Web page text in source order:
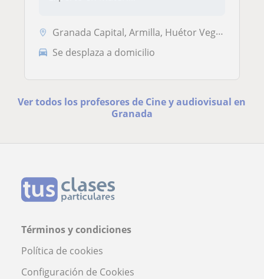
Granada Capital, Armilla, Huétor Vega, Maracena
Se desplaza a domicilio
Ver todos los profesores de Cine y audiovisual en
Granada
Términos y condiciones
Política de cookies
Configuración de Cookies